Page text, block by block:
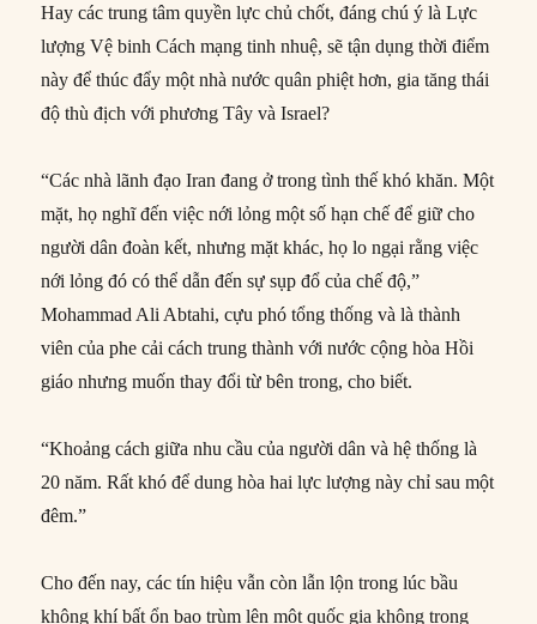
Hay các trung tâm quyền lực chủ chốt, đáng chú ý là Lực
lượng Vệ binh Cách mạng tinh nhuệ, sẽ tận dụng thời điểm
này để thúc đẩy một nhà nước quân phiệt hơn, gia tăng thái
độ thù địch với phương Tây và Israel?
“Các nhà lãnh đạo Iran đang ở trong tình thế khó khăn. Một
mặt, họ nghĩ đến việc nới lỏng một số hạn chế để giữ cho
người dân đoàn kết, nhưng mặt khác, họ lo ngại rằng việc
nới lỏng đó có thể dẫn đến sự sụp đổ của chế độ,”
Mohammad Ali Abtahi, cựu phó tổng thống và là thành
viên của phe cải cách trung thành với nước cộng hòa Hồi
giáo nhưng muốn thay đổi từ bên trong, cho biết.
“Khoảng cách giữa nhu cầu của người dân và hệ thống là
20 năm. Rất khó để dung hòa hai lực lượng này chỉ sau một
đêm.”
Cho đến nay, các tín hiệu vẫn còn lẫn lộn trong lúc bầu
không khí bất ổn bao trùm lên một quốc gia không trong